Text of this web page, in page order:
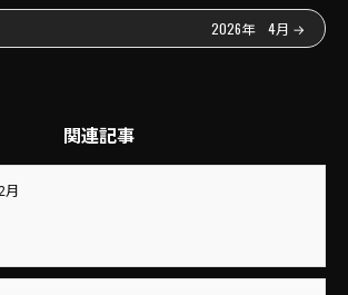
2026年 4月 →
関連記事
2月